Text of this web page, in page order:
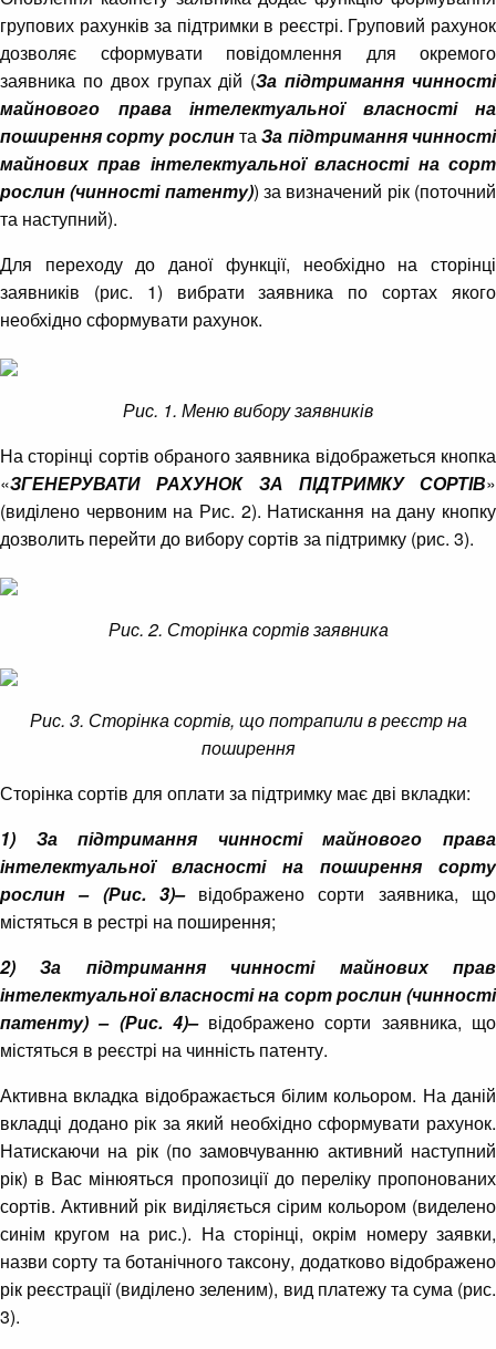
групових рахунків за підтримки в реєстрі. Груповий рахунок
дозволяє сформувати повідомлення для окремого
заявника по двох групах дій (За підтримання чинності
майнового права інтелектуальної власності на
поширення сорту рослинтаЗа підтримання чинності
майнових прав інтелектуальної власності на сорт
рослин (чинності патенту)) за визначений рік (поточний
та наступний).
Для переходу до даної функції, необхідно на сторінці
заявників (рис. 1) вибрати заявника по сортах якого
необхідно сформувати рахунок.
Рис. 1. Меню вибору заявників
На сторінці сортів обраного заявника відображеться кнопка
«ЗГЕНЕРУВАТИ РАХУНОК ЗА ПІДТРИМКУ СОРТІВ»
(виділено червоним на Рис. 2). Натискання на дану кнопку
дозволить перейти до вибору сортів за підтримку (рис. 3).
Рис. 2. Сторінка сортів заявника
Рис. 3. Сторінка сортів, що потрапили в реєстр на
поширення
Сторінка сортів для оплати за підтримку має дві вкладки:
1) За підтримання чинності майнового права
інтелектуальної власності на поширення сорту
рослин – (Рис. 3)– відображено сорти заявника, що
містяться в рестрі на поширення;
2) За підтримання чинності майнових прав
інтелектуальної власності на сорт рослин (чинності
патенту) – (Рис. 4)– відображено сорти заявника, що
містяться в реєстрі на чинність патенту.
Активна вкладка відображається білим кольором. На даній
вкладці додано рік за який необхідно сформувати рахунок.
Натискаючи на рік (по замовчуванню активний наступний
рік) в Вас мінюяться пропозиції до переліку пропонованих
сортів. Активний рік виділяється сірим кольором (виделено
синім кругом на рис.). На сторінці, окрім номеру заявки,
назви сорту та ботанічного таксону, додатково відображено
рік реєстрації (виділено зеленим), вид платежу та сума (рис.
3).